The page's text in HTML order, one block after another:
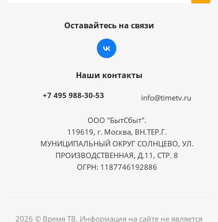
Оставайтесь на связи
Наши контакты
+7 495 988-30-53 info@timetv.ru
ООО "БытСбыт".
119619, г. Москва, ВН.ТЕР.Г.
МУНИЦИПАЛЬНЫЙ ОКРУГ СОЛНЦЕВО, УЛ.
ПРОИЗВОДСТВЕННАЯ, Д.11, СТР. 8
ОГРН: 1187746192886
2026 © Время ТВ. Информация на сайте не является